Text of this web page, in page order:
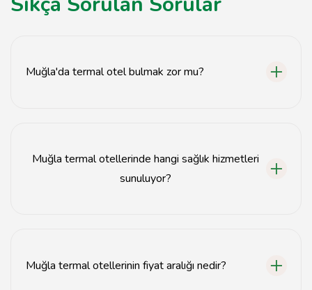
Muğla'da termal otel bulmak zor mu?
Muğla termal otellerinde hangi sağlık hizmetleri
sunuluyor?
Muğla termal otellerinin fiyat aralığı nedir?